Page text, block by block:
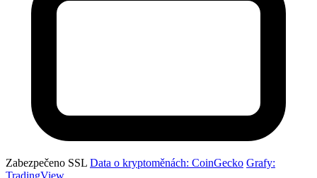
Zabezpečeno SSL Data o kryptoměnách: CoinGecko Grafy:
TradingView